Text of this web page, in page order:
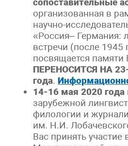
организованная в
научно-
«Россия– Германия:
встречи (после 1945
посвящается памяти
ПЕРЕНОСИТСЯ НА
года.
14-16 мая 2020 года
зарубежной
филологии и
им. Н.И.
Вас принять участие